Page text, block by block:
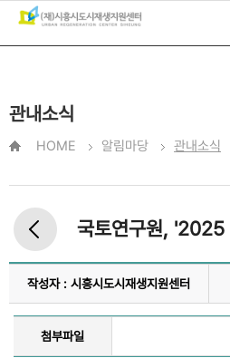
관내소식
HOME 알림마당 관내소식
작성자 : 시흥시도시재생지원센터
첨부파일